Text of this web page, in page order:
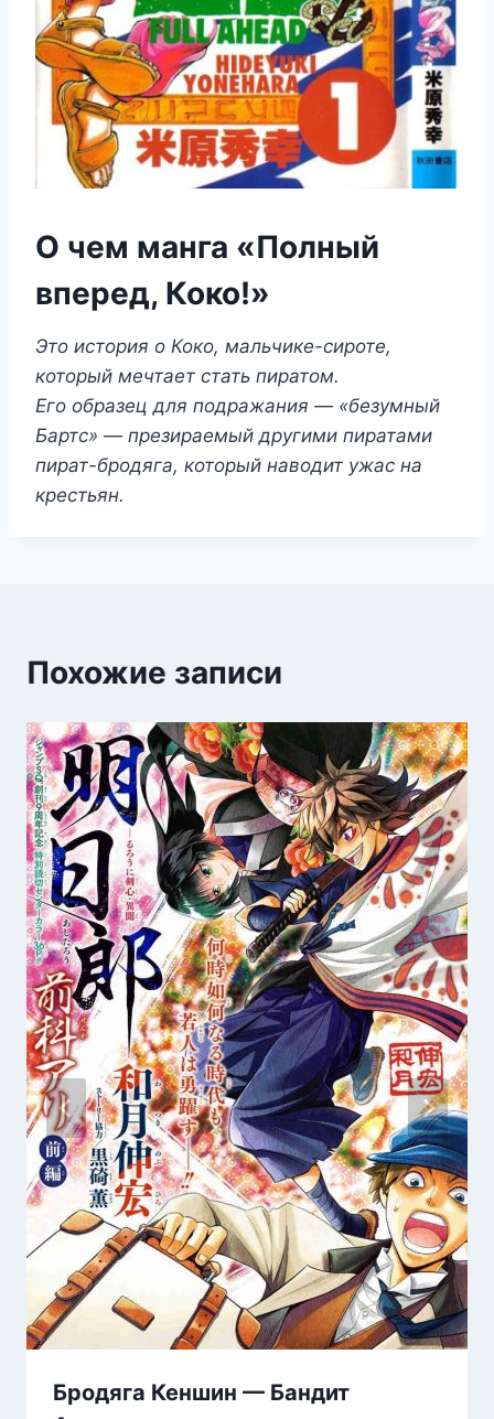
О чем манга «Полный
вперед, Коко!»
Это история о Коко, мальчике-сироте,
который мечтает стать пиратом.
Его образец для подражания — «безумный
Бартс» — презираемый другими пиратами
пират-бродяга, который наводит ужас на
крестьян.
Похожие записи
Бродяга Кеншин — Бандит